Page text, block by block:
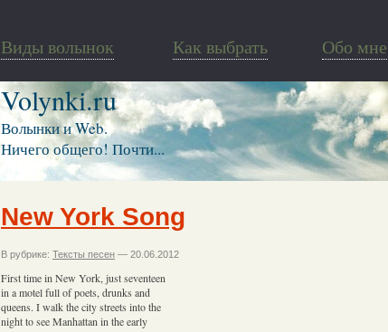
Виды волынок Как выбрать Обо мне
Volynki.ru
Волынки и Web.
Ничего общего! Почти...
New York Song
В рубрике: Тексты песен — 20.06.2012
First time in New York, just seventeen
in a motel full of poets, drunks and
queens. I walk the city streets into the
night to see Manhattan in the early